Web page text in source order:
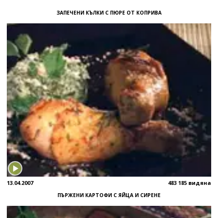
ЗАПЕЧЕНИ КЪЛКИ С ПЮРЕ ОТ КОПРИВА
13.04.2007 483 185 видяна
ПЪРЖЕНИ КАРТОФИ С ЯЙЦА И СИРЕНЕ